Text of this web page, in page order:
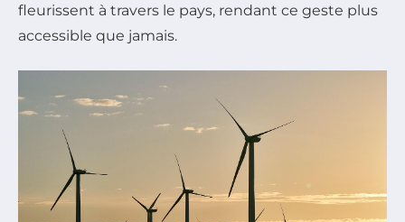
fleurissent à travers le pays, rendant ce geste plus
accessible que jamais.